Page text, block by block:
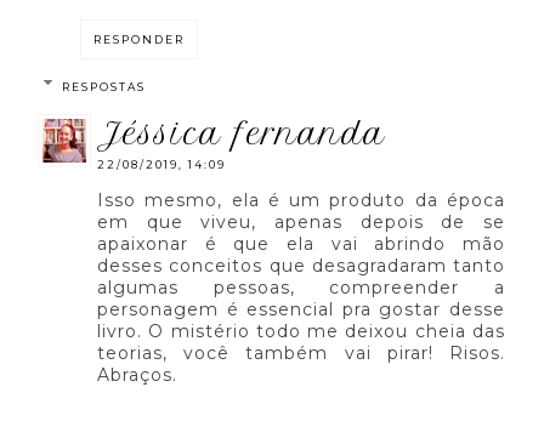
RESPONDER
RESPOSTAS
jéssica fernanda
22/08/2019, 14:09
Isso mesmo, ela é um produto da época
em que viveu, apenas depois de se
apaixonar é que ela vai abrindo mão
desses conceitos que desagradaram tanto
algumas pessoas, compreender a
personagem é essencial pra gostar desse
livro. O mistério todo me deixou cheia das
teorias, você também vai pirar! Risos.
Abraços.